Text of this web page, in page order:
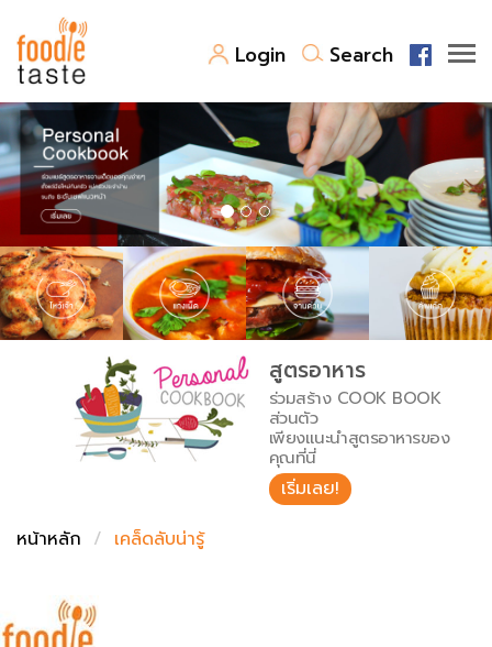
Login Search
สูตรอาหาร
สูตรอาหารล่าสุด
Top Foodie
พาไปชิม
สารพันก้นครัว
เคล็ดลับน่ารู้
เปรียบเทียบหน่วยการตวง
เปรียบเทียบอุณหภูมิ
เปรียบเทียบน้ำหนักวัตถุดิบ
FoodPedia
สร้าง Cookbook
สูตรอาหาร
ร่วมสร้าง COOK BOOK
ส่วนตัว
เพียงแนะนำสูตรอาหารของ
คุณที่นี่
เริ่มเลย!
หน้าหลัก
เคล็ดลับน่ารู้